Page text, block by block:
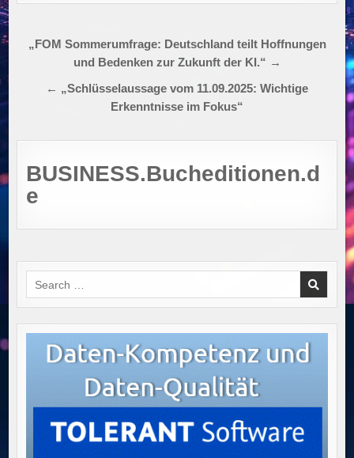
Beitragsnavigation
„FOM Sommerumfrage: Deutschland teilt Hoffnungen
und Bedenken zur Zukunft der KI.“ →
← „Schlüsselaussage vom 11.09.2025: Wichtige
Erkenntnisse im Fokus“
BUSINESS.Bucheditionen.d
e
Search
for: